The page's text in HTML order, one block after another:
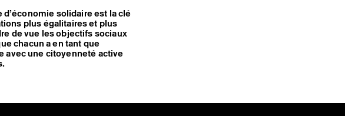
solidaire est la clé
plus égalitaires et plus
de vue les objectifs sociaux
chacun a en tant que
avec une citoyenneté active